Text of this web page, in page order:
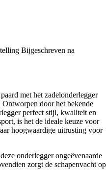
Bijgeschreven na
met het zadelonderlegger
door het bekende
perfect stijl, kwaliteit en
is het de ideale keuze voor
hoogwaardige uitrusting voor
onderlegger ongeëvenaarde
zorgt de schapenvacht op